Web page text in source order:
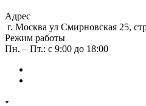
Адрес
г. Москва ул Смирновская 25,
Режим работы
Пн. – Пт.: с 9:00 до 18:00